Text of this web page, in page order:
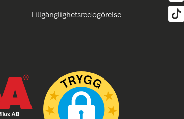
Tillgänglighetsredogörelse